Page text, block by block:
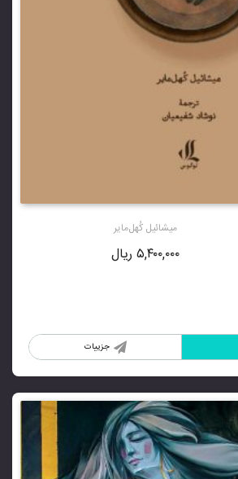
میشائیل کُهل‌مایر
۵,۴۰۰,۰۰۰ ریال
جزییات